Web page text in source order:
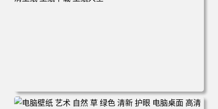
电脑壁纸 风景 自然 码头 湖泊 山脉 蓝色 电脑桌面 高清壁纸